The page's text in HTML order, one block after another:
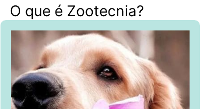
O que é Zootecnia?